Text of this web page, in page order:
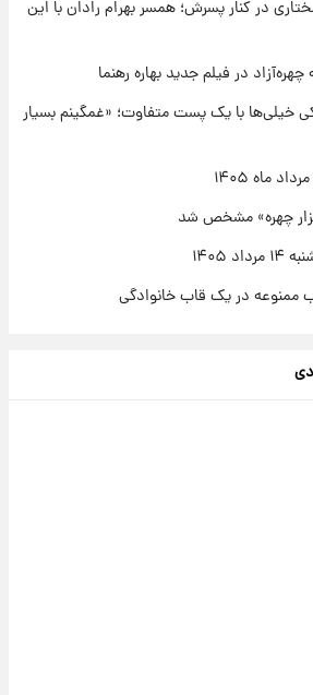
مدرسه میناب؛ «باید سیلی محکمی به صورت
۱۹ ساعت پیش
۱۴۰۵/کاهش قیمت طلا و سکه
در کنار پسرش؛ همسر بهرام رادان با این
در فیلم جدید بهاره رهنما
خیلی‌ها با یک پست متفاوت؛ «غمگینم بسیار
چهره» مشخص شد
۱۴۰۵
ممنوعه در یک قاب خانوادگی